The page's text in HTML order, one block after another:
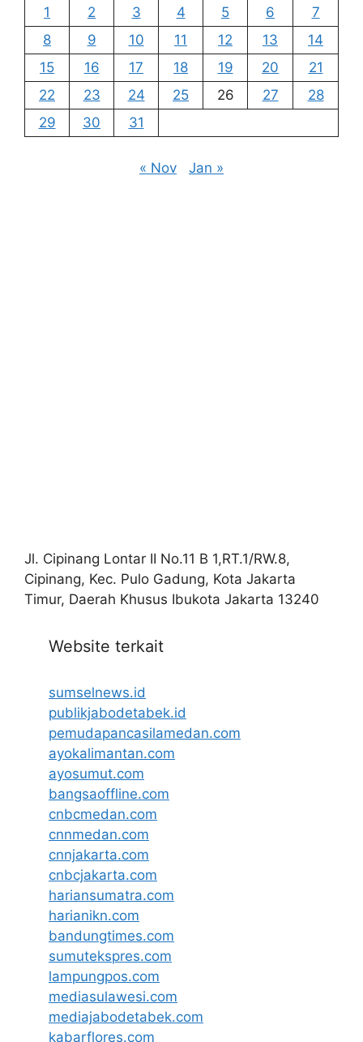
1
2 3 4 5 6
7
8
9 10 11 12 13
14
15
16 17 18 19 20
21
22
23 24 25 26 27
28
29
30 31
« Nov Jan »
Jl. Cipinang Lontar II No.11 B 1,RT.1/RW.8,
Cipinang, Kec. Pulo Gadung, Kota Jakarta
Timur, Daerah Khusus Ibukota Jakarta 13240
Website terkait
sumselnews.id
publikjabodetabek.id
pemudapancasilamedan.com
ayokalimantan.com
ayosumut.com
bangsaoffline.com
cnbcmedan.com
cnnmedan.com
cnnjakarta.com
cnbcjakarta.com
hariansumatra.com
harianikn.com
bandungtimes.com
sumutekspres.com
lampungpos.com
mediasulawesi.com
mediajabodetabek.com
kabarflores.com